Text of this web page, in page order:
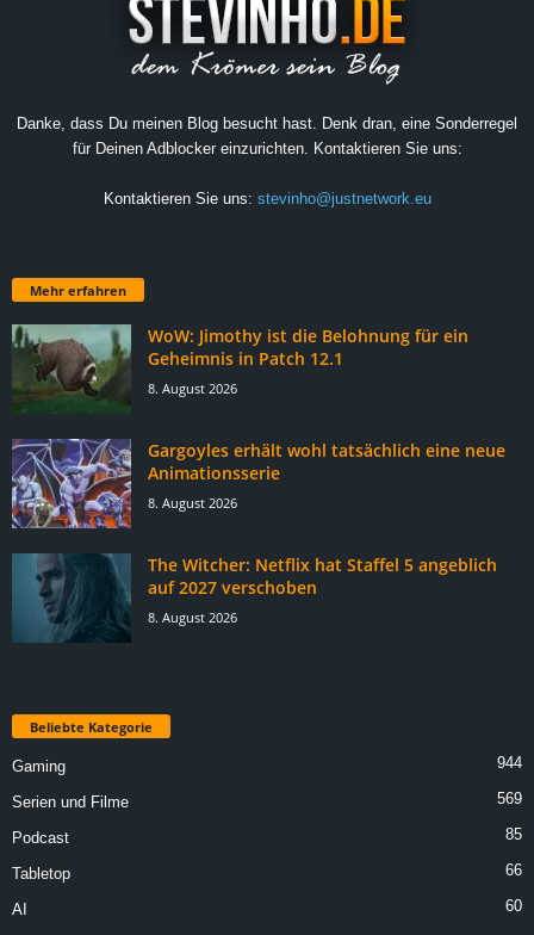
Danke, dass Du meinen Blog besucht hast. Denk dran, eine Sonderregel
für Deinen Adblocker einzurichten. Kontaktieren Sie uns:
Kontaktieren Sie uns: stevinho@justnetwork.eu
Mehr erfahren
WoW: Jimothy ist die Belohnung für ein
Geheimnis in Patch 12.1
8. August 2026
Gargoyles erhält wohl tatsächlich eine neue
Animationsserie
8. August 2026
The Witcher: Netflix hat Staffel 5 angeblich
auf 2027 verschoben
8. August 2026
Beliebte Kategorie
Gaming 944
Serien und Filme 569
Podcast 85
Tabletop 66
AI
60